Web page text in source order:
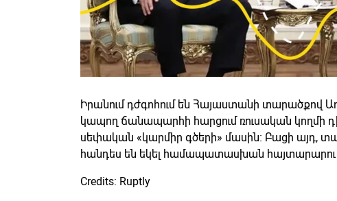
Իրանում դժգոհում են Հայաստանի տարածքով
կապող ճանապարհի հարցում ռուսական կողմի
սեփական «կարմիր գծերի» մասին։ Բացի այդ,
հանդես են եկել համապատասխան
Credits: Ruptly